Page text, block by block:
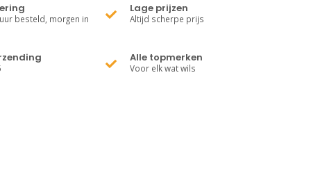
besteld, morgen in
Lage prijzen
Altijd scherpe prijs
Alle topmerken
Voor elk wat wils